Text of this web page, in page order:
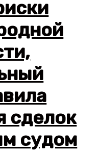
сделок
судом